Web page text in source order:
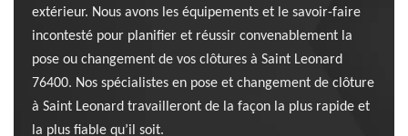
extérieur. Nous avons les équipements et le savoir-faire
incontesté pour planifier et réussir convenablement la
pose ou changement de vos clôtures à Saint Leonard
76400. Nos spécialistes en pose et changement de clôture
à Saint Leonard travailleront de la façon la plus rapide et
la plus fiable qu’il soit.